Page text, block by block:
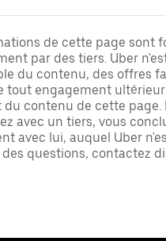
de cette page sont
par des tiers. Uber
du contenu, des offres
tout engagement
du contenu de cette page.
avec un tiers, vous
avec lui, auquel Uber
des questions, contactez